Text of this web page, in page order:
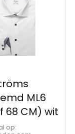
ML6
68 CM) wit
op: